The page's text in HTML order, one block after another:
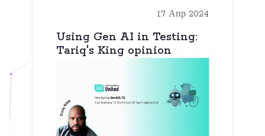
17 Апр 2024
Using Gen AI in Testing:
Tariq's King opinion